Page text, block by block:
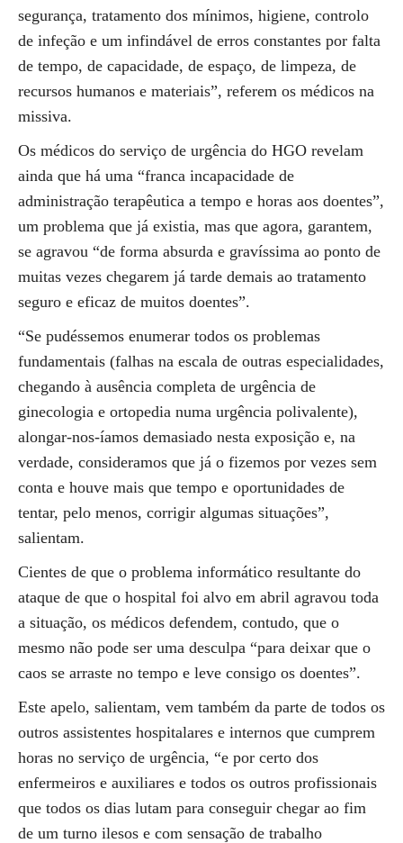
segurança, tratamento dos mínimos, higiene, controlo
de infeção e um infindável de erros constantes por falta
de tempo, de capacidade, de espaço, de limpeza, de
recursos humanos e materiais”, referem os médicos na
missiva.
Os médicos do serviço de urgência do HGO revelam
ainda que há uma “franca incapacidade de
administração terapêutica a tempo e horas aos doentes”,
um problema que já existia, mas que agora, garantem,
se agravou “de forma absurda e gravíssima ao ponto de
muitas vezes chegarem já tarde demais ao tratamento
seguro e eficaz de muitos doentes”.
“Se pudéssemos enumerar todos os problemas
fundamentais (falhas na escala de outras especialidades,
chegando à ausência completa de urgência de
ginecologia e ortopedia numa urgência polivalente),
alongar-nos-íamos demasiado nesta exposição e, na
verdade, consideramos que já o fizemos por vezes sem
conta e houve mais que tempo e oportunidades de
tentar, pelo menos, corrigir algumas situações”,
salientam.
Cientes de que o problema informático resultante do
ataque de que o hospital foi alvo em abril agravou toda
a situação, os médicos defendem, contudo, que o
mesmo não pode ser uma desculpa “para deixar que o
caos se arraste no tempo e leve consigo os doentes”.
Este apelo, salientam, vem também da parte de todos os
outros assistentes hospitalares e internos que cumprem
horas no serviço de urgência, “e por certo dos
enfermeiros e auxiliares e todos os outros profissionais
que todos os dias lutam para conseguir chegar ao fim
de um turno ilesos e com sensação de trabalho